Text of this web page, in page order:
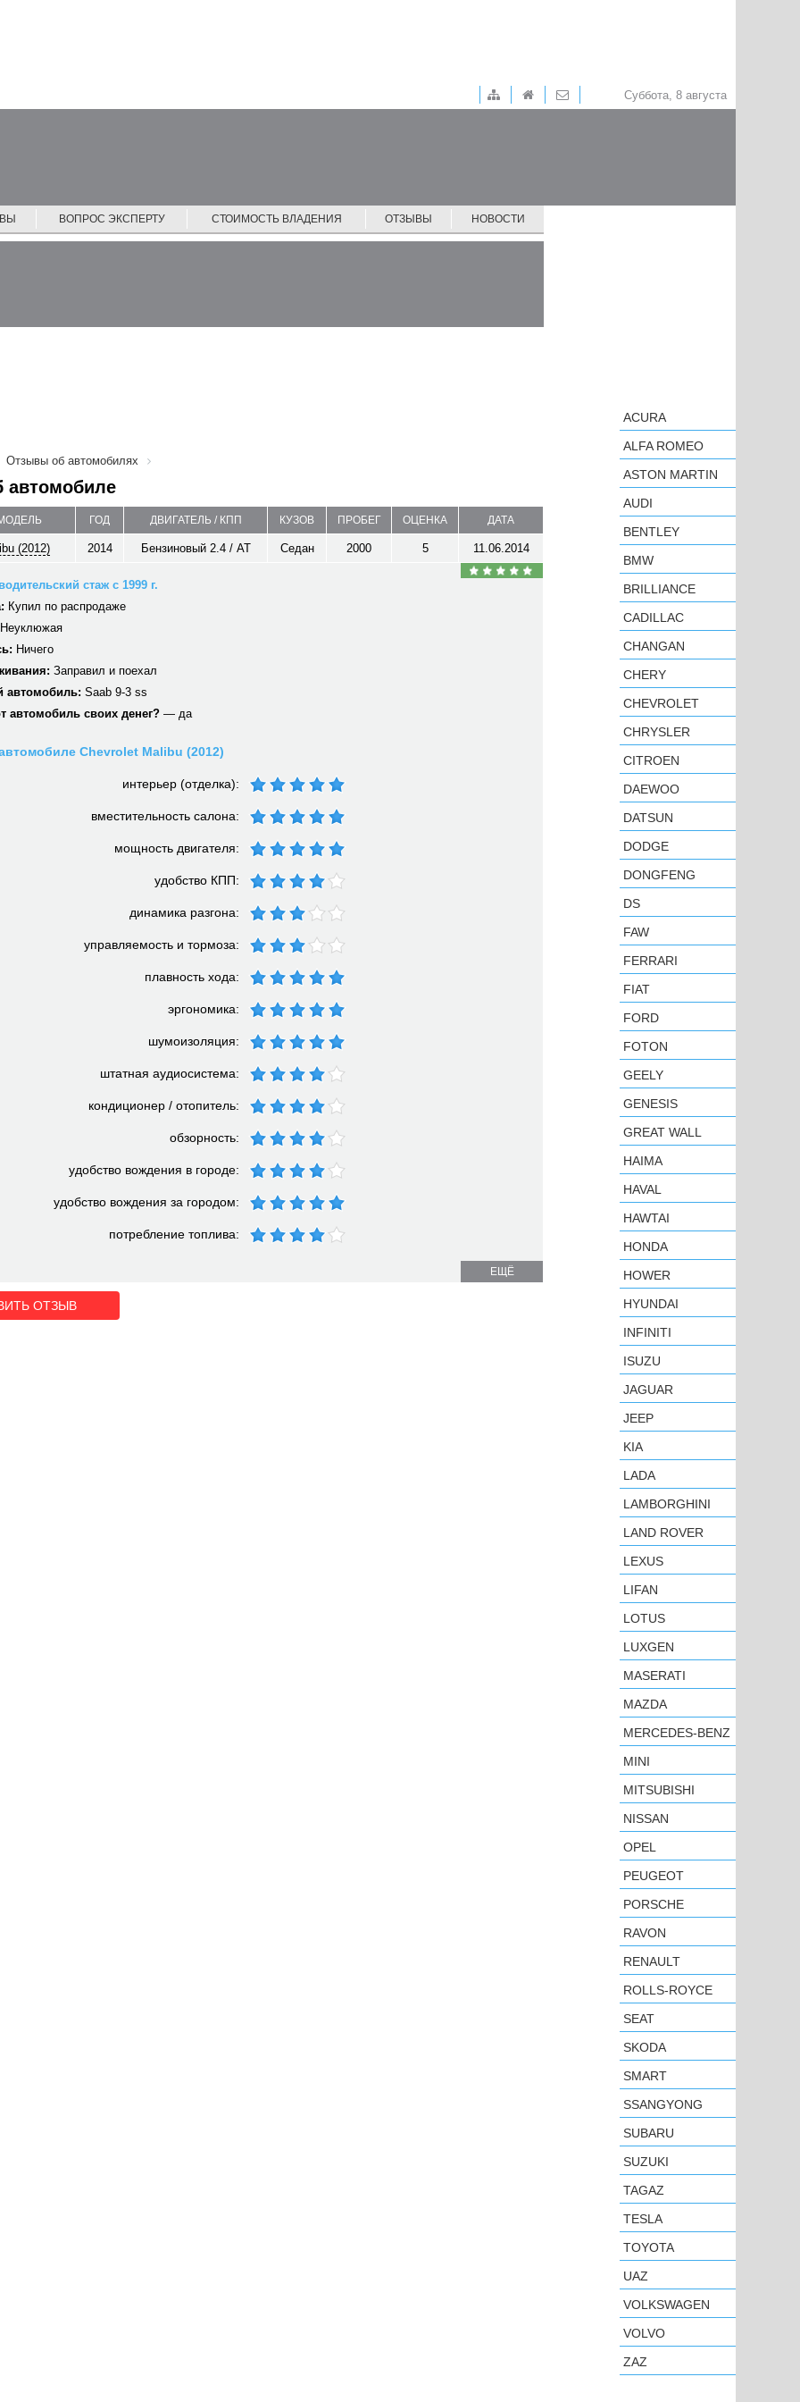
Суббота, 8 августа
ВОПРОС ЭКСПЕРТУ СТОИМОСТЬ ВЛАДЕНИЯ ОТЗЫВЫ НОВОСТИ
Отзывы об автомобилях
автомобиле
ГОД ДВИГАТЕЛЬ / КПП КУЗОВ ПРОБЕГ ОЦЕНКА ДАТА
(2012) 2014 Бензиновый 2.4 / AT Седан 2000 5 11.06.2014
стаж с 1999 г.
Купил по распродаже
Ничего
Заправил и поехал
автомобиль: Saab 9-3 ss
автомобиль своих денег? — да
Chevrolet Malibu (2012)
интерьер (отделка):
вместительность салона:
мощность двигателя:
удобство КПП:
динамика разгона:
управляемость и тормоза:
плавность хода:
эргономика:
шумоизоляция:
штатная аудиосистема:
кондиционер / отопитель:
обзорность:
удобство вождения в городе:
удобство вождения за городом:
потребление топлива:
ЕЩЁ
ОТЗЫВ
ACURA
ALFA ROMEO
ASTON MARTIN
AUDI
BENTLEY
BMW
BRILLIANCE
CADILLAC
CHANGAN
CHERY
CHEVROLET
CHRYSLER
CITROEN
DAEWOO
DATSUN
DODGE
DONGFENG
DS
FAW
FERRARI
FIAT
FORD
FOTON
GEELY
GENESIS
GREAT WALL
HAIMA
HAVAL
HAWTAI
HONDA
HOWER
HYUNDAI
INFINITI
ISUZU
JAGUAR
JEEP
KIA
LADA
LAMBORGHINI
LAND ROVER
LEXUS
LIFAN
LOTUS
LUXGEN
MASERATI
MAZDA
MERCEDES-BENZ
MINI
MITSUBISHI
NISSAN
OPEL
PEUGEOT
PORSCHE
RAVON
RENAULT
ROLLS-ROYCE
SEAT
SKODA
SMART
SSANGYONG
SUBARU
SUZUKI
TAGAZ
TESLA
TOYOTA
UAZ
VOLKSWAGEN
VOLVO
ZAZ